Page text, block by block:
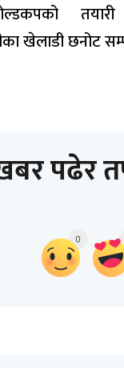
तयारी
खेलाडी छनोट
पढेर
0